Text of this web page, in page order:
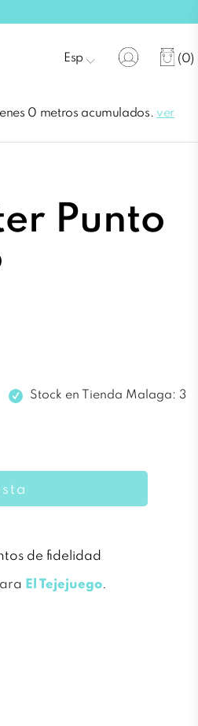
(0)
Esp
0 metros acumulados.ver
Punto
Stock en Tienda Malaga: 3
de fidelidad
El Tejejuego.